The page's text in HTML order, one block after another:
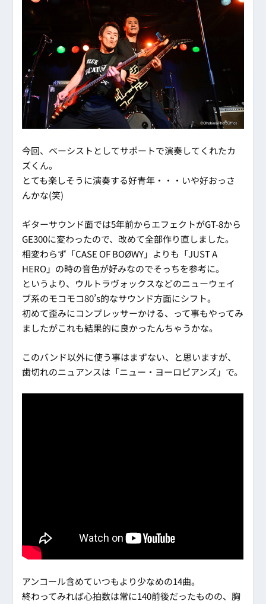
今回、ベーシストとしてサポートで演奏してくれたカ
ズくん。
とても楽しそうに演奏する好青年・・・いや好おっさ
んかな(笑)
ギターサウンド面では5年前からエフェクトがGT-8から
GE300に変わったので、改めて全部作り直しました。
相変わらず「CASE OF BOØWY」よりも「JUST A
HERO」の時の音色が好みなのでそっちを参考に。
というより、ウルトラヴォックスなどのニューウェイ
ブ系のモコモコ80’s的なサウンド方面にシフト。
初めて歪みにコンプレッサーかける、って事もやってみ
ましたがこれも結果的に良かったんちゃうかな。
このバンド以外に使う事はまずない、と思いますが、
歯切れのニュアンスは「ニュー・ヨーロピアンズ」で。
アンコール含めていつもより少なめの14曲。
終わってみれば心拍数は常に140前後だったものの、胸